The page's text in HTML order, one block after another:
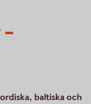
baltiska och